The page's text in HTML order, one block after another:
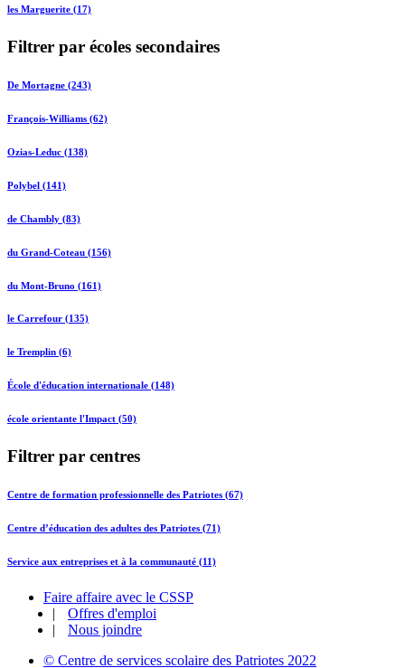
les Marguerite (17)
Filtrer par écoles secondaires
De Mortagne (243)
François-Williams (62)
Ozias-Leduc (138)
Polybel (141)
de Chambly (83)
du Grand-Coteau (156)
du Mont-Bruno (161)
le Carrefour (135)
le Tremplin (6)
École d'éducation internationale (148)
école orientante l'Impact (50)
Filtrer par centres
Centre de formation professionnelle des Patriotes (67)
Centre d’éducation des adultes des Patriotes (71)
Service aux entreprises et à la communauté (11)
Faire affaire avec le CSSP
|
Offres d'emploi
|
Nous joindre
© Centre de services scolaire des Patriotes 2022